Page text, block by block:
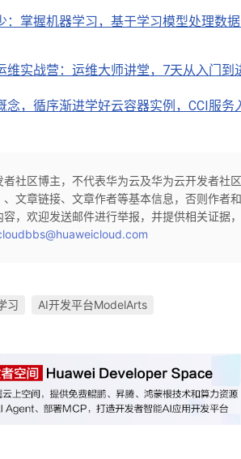
：掌握机器学习，基于学习模型处理数
维实战营：运维大师讲堂，7天从入门到
念，循序渐进学好云容器实例，CCI服务
者社区博主，不代表华为云及华为云开发者社
文章链接、文章作者等基本信息，否则作者
，欢迎发送邮件进行举报，并提供相关证据
习 AI开发平台ModelArts